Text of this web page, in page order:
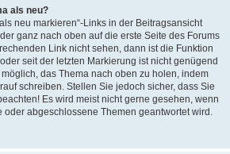
als neu?
neu markieren“-Links in der Beitragsansicht
ganz nach oben auf die erste Seite des Forums
Link nicht sehen, dann ist die Funktion
seit der letzten Markierung ist nicht genügend
das Thema nach oben zu holen, indem
schreiben. Stellen Sie jedoch sicher, dass Sie
Es wird meist nicht gerne gesehen, wenn
oder abgeschlossene Themen geantwortet wird.